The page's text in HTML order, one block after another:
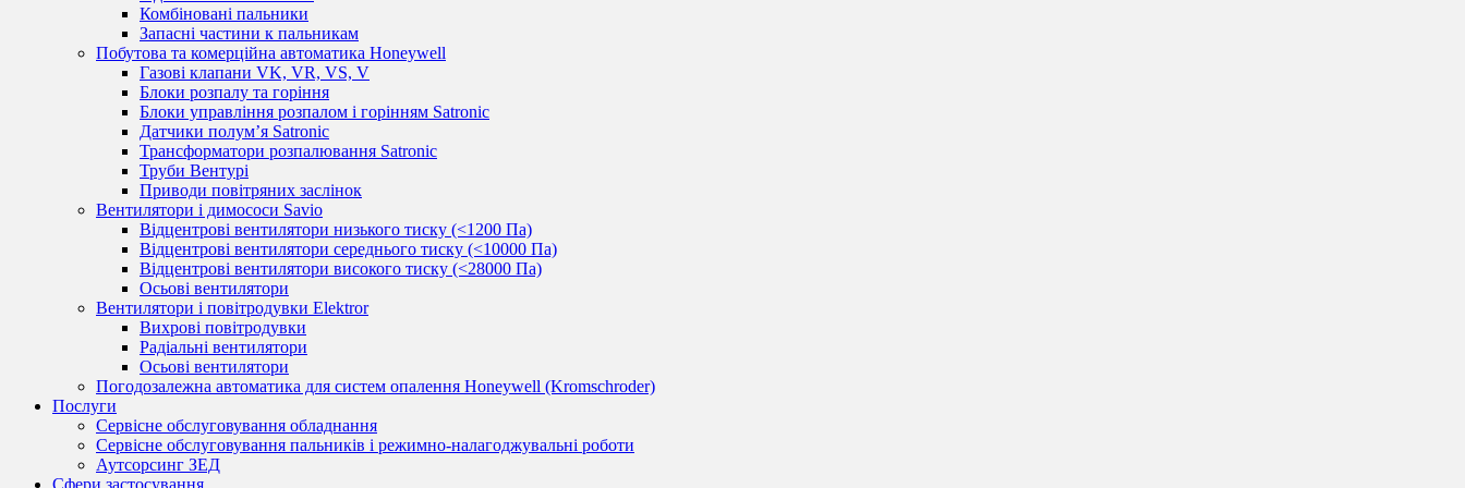
Комбіновані пальники
Запасні частини к пальникам
Побутова та комерційна автоматика Honeywell
Газові клапани VK, VR, VS, V
Блоки розпалу та горіння
Блоки управління розпалом і горінням Satronic
Датчики полум’я Satronic
Трансформатори розпалювання Satronic
Труби Вентурі
Приводи повітряних заслінок
Вентилятори і димососи Savio
Відцентрові вентилятори низького тиску (<1200 Па)
Відцентрові вентилятори середнього тиску (<10000 Па)
Відцентрові вентилятори високого тиску (<28000 Па)
Осьові вентилятори
Вентилятори і повітродувки Elektror
Вихрові повітродувки
Радіальні вентилятори
Осьові вентилятори
Погодозалежна автоматика для систем опалення Honeywell (Kromschroder)
Послуги
Сервісне обслуговування обладнання
Сервісне обслуговування пальників і режимно-налагоджувальні роботи
Аутсорсинг ЗЕД
Сфери застосування